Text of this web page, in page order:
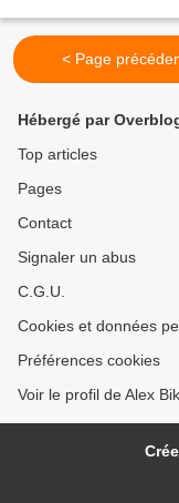
< Page
Hébergé par
Top articles
Pages
Contact
Signaler un abus
C.G.U.
Cookies et données
Préférences cookies
Voir le profil de Alex